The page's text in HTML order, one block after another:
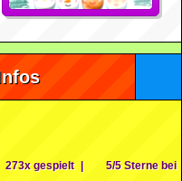
273x gespielt |
5/5 Sterne bei